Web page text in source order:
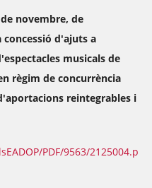
novembre, de
d'ajuts a
musicals de
règim de concurrència
reintegrables i
PDF/9563/2125004.p